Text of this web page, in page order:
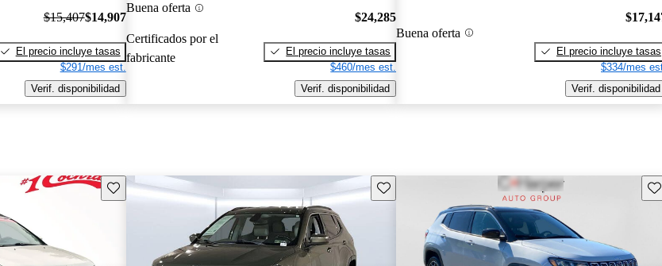
$15,407$14,907
El precio incluye tasas
$291/mes est.
Verif. disponibilidad
Buena oferta
Certificados por el
fabricante
$24,285
El precio incluye tasas
$460/mes est.
Verif. disponibilidad
Buena oferta
El precio incluye tasas
$334/mes
Verif. disponibilidad
Guarda este Aviso Guarda este Aviso